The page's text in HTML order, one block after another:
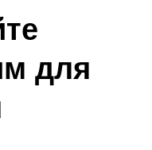
для